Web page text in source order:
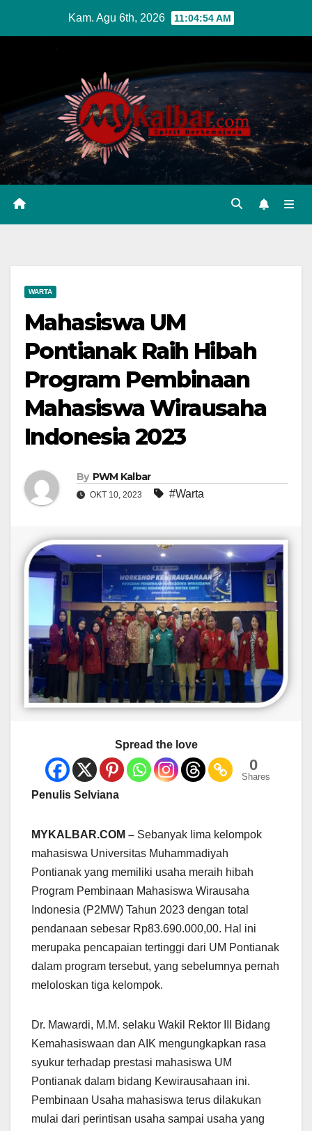
Kam. Agu 6th, 2026 11:04:56 AM
WARTA
Mahasiswa UM
Pontianak Raih Hibah
Program Pembinaan
Mahasiswa Wirausaha
Indonesia 2023
By PWM Kalbar
OKT 10, 2023 #Warta
Spread the love
0
Shares
Penulis Selviana
MYKALBAR.COM – Sebanyak lima kelompok
mahasiswa Universitas Muhammadiyah
Pontianak yang memiliki usaha meraih hibah
Program Pembinaan Mahasiswa Wirausaha
Indonesia (P2MW) Tahun 2023 dengan total
pendanaan sebesar Rp83.690.000,00. Hal ini
merupaka pencapaian tertinggi dari UM Pontianak
dalam program tersebut, yang sebelumnya pernah
meloloskan tiga kelompok.
Dr. Mawardi, M.M. selaku Wakil Rektor III Bidang
Kemahasiswaan dan AIK mengungkapkan rasa
syukur terhadap prestasi mahasiswa UM
Pontianak dalam bidang Kewirausahaan ini.
Pembinaan Usaha mahasiswa terus dilakukan
mulai dari perintisan usaha sampai usaha yang